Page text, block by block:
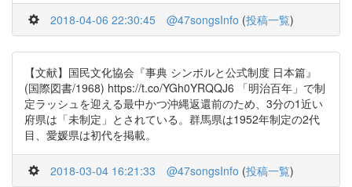
2018-04-06 22:30:45 @47songsInfo (投稿一覧)
【文献】国民文化協会『事典 シンボルと公式制度 日本篇』
(国際図書/1968) https://t.co/YGh0YRQQJ6 「明治百年」で制
定ラッシュを迎える最中かつ沖縄返還前のため、3分の1近い
府県は「未制定」とされている。群馬県は1952年制定の2代
目、愛媛県は初代を掲載。
2018-03-04 16:21:33 @47songsInfo (投稿一覧)